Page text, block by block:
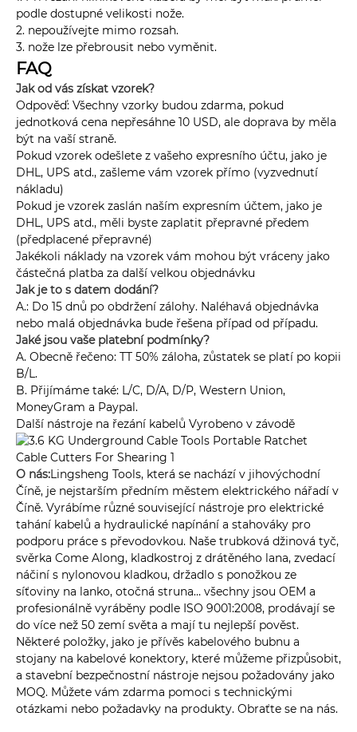
podle dostupné velikosti nože.
2. nepoužívejte mimo rozsah.
3. nože lze přebrousit nebo vyměnit.
FAQ
Jak od vás získat vzorek?
Odpověď: Všechny vzorky budou zdarma, pokud
jednotková cena nepřesáhne 10 USD, ale doprava by měla
být na vaší straně.
Pokud vzorek odešlete z vašeho expresního účtu, jako je
DHL, UPS atd., zašleme vám vzorek přímo (vyzvednutí
nákladu)
Pokud je vzorek zaslán naším expresním účtem, jako je
DHL, UPS atd., měli byste zaplatit přepravné předem
(předplacené přepravné)
Jakékoli náklady na vzorek vám mohou být vráceny jako
částečná platba za další velkou objednávku
Jak je to s datem dodání?
A.: Do 15 dnů po obdržení zálohy. Naléhavá objednávka
nebo malá objednávka bude řešena případ od případu.
Jaké jsou vaše platební podmínky?
A. Obecně řečeno: TT 50% záloha, zůstatek se platí po kopii
B/L.
B. Přijímáme také: L/C, D/A, D/P, Western Union,
MoneyGram a Paypal.
Další nástroje na řezání kabelů Vyrobeno v závodě
O nás:Lingsheng Tools, která se nachází v jihovýchodní
Číně, je nejstarším předním městem elektrického nářadí v
Číně. Vyrábíme různé související nástroje pro elektrické
tahání kabelů a hydraulické napínání a stahováky pro
podporu práce s převodovkou. Naše trubková džinová tyč,
svěrka Come Along, kladkostroj z drátěného lana, zvedací
náčiní s nylonovou kladkou, držadlo s ponožkou ze
síťoviny na lanko, otočná struna… všechny jsou OEM a
profesionálně vyráběny podle ISO 9001:2008, prodávají se
do více než 50 zemí světa a mají tu nejlepší pověst.
Některé položky, jako je přívěs kabelového bubnu a
stojany na kabelové konektory, které můžeme přizpůsobit,
a stavební bezpečnostní nástroje nejsou požadovány jako
MOQ. Můžete vám zdarma pomoci s technickými
otázkami nebo požadavky na produkty. Obraťte se na nás.